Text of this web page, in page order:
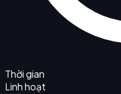
Thời gian
Linh hoạt